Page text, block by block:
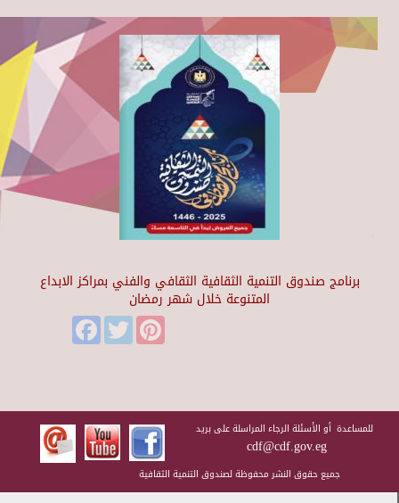
برنامج صندوق التنمية الثقافية الثقافي والفني بمراكز الابداع
المتنوعة خلال شهر رمضان
FacebookTwitter
للمساعدة أو الأسئلة الرجاء المراسلة على بريد
cdf@cdf.gov.eg
جميع حقوق النشر محفوظة لصندوق التنمية الثقافية